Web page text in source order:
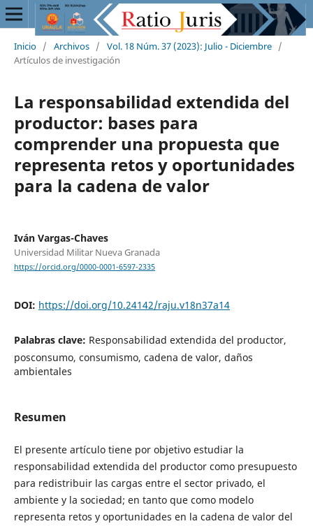
Inicio / Archivos / Vol. 18 Núm. 37 (2023): Julio - Diciembre /
Artículos de investigación
La responsabilidad extendida del
productor: bases para
comprender una propuesta que
representa retos y oportunidades
para la cadena de valor
Iván Vargas-Chaves
Universidad Militar Nueva Granada
https://orcid.org/0000-0001-6597-2335
DOI: https://doi.org/10.24142/raju.v18n37a14
Palabras clave: Responsabilidad extendida del productor,
posconsumo, consumismo, cadena de valor, daños
ambientales
Resumen
El presente artículo tiene por objetivo estudiar la
responsabilidad extendida del productor como presupuesto
para redistribuir las cargas entre el sector privado, el
ambiente y la sociedad; en tanto que como modelo
representa retos y oportunidades en la cadena de valor del